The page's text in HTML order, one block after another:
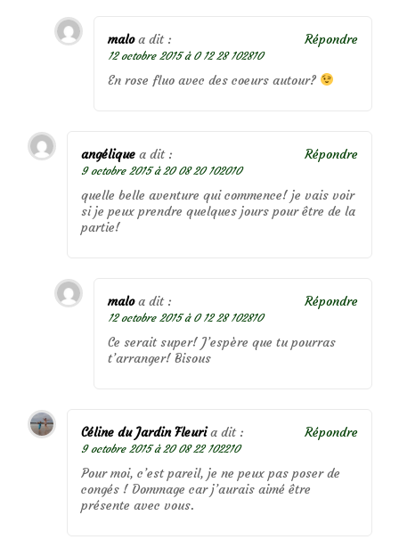
malo a dit :
12 octobre 2015 à 0 12 28 102810
En rose fluo avec des coeurs autour?
Répondre
angélique a dit :
9 octobre 2015 à 20 08 20 102010
quelle belle aventure qui commence! je vais voir
si je peux prendre quelques jours pour être de la
partie!
Répondre
malo a dit :
12 octobre 2015 à 0 12 28 102810
Ce serait super! J’espère que tu pourras
t’arranger! Bisous
Répondre
Céline du Jardin Fleuri a dit :
9 octobre 2015 à 20 08 22 102210
Pour moi, c’est pareil, je ne peux pas poser de
congés ! Dommage car j’aurais aimé être
présente avec vous.
Répondre